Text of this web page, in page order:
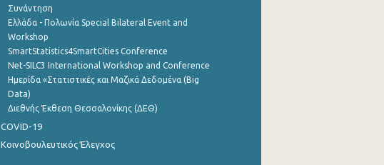
Συνάντηση
Ελλάδα - Πολωνία Special Bilateral Event and
Workshop
SmartStatistics4SmartCities Conference
Net-SILC3 International Workshop and Conference
Ημερίδα «Στατιστικές και Μαζικά Δεδομένα (Big
Data)
Διεθνής Έκθεση Θεσσαλονίκης (ΔΕΘ)
COVID-19
Κοινοβουλευτικός Έλεγχος